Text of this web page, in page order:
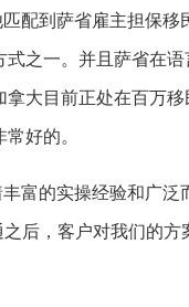
到萨省雇主担保移
之一。并且萨省在
大目前正处在百万
好的。
的实操经验和广泛
后，客户对我们的